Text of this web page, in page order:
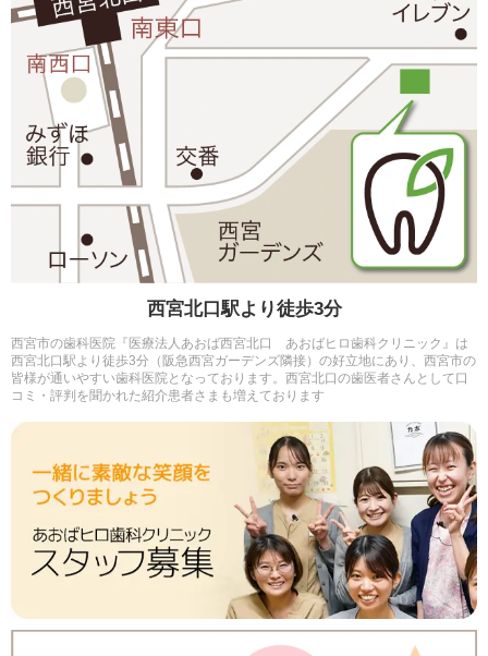
西宮北口駅より徒歩3分
西宮市の歯科医院『医療法人あおば西宮北口 あおばヒロ歯科クリニック』は
西宮北口駅より徒歩3分（阪急西宮ガーデンズ隣接）の好立地にあり、西宮市の
皆様が通いやすい歯科医院となっております。西宮北口の歯医者さんとして口
コミ・評判を聞かれた紹介患者さまも増えております